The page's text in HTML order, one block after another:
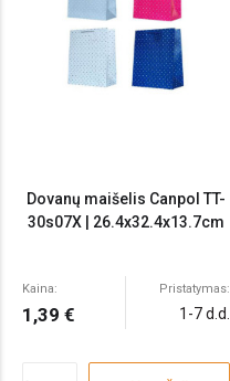
Dovanų maišelis Canpol TT-
30s07X | 26.4x32.4x13.7cm
Kaina:
1,39 €
Pristatymas:
1-7 d.d.